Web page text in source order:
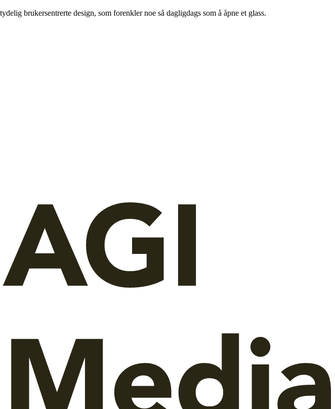
brukersentrerte design, som forenkler noe så dagligdags som å åpne et glass.